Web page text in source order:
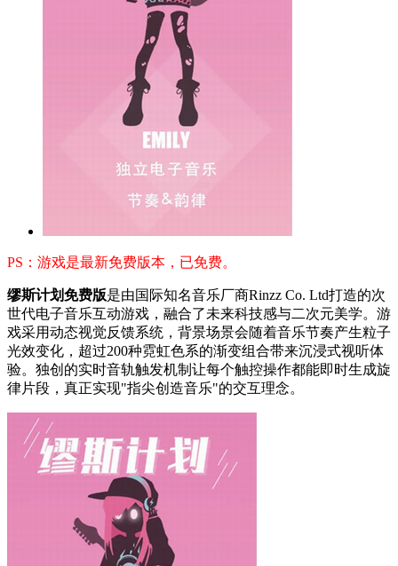
PS：游戏是最新免费版本，已免费。
缪斯计划免费版是由国际知名音乐厂商Rinzz Co. Ltd打造的次
世代电子音乐互动游戏，融合了未来科技感与二次元美学。游
戏采用动态视觉反馈系统，背景场景会随着音乐节奏产生粒子
光效变化，超过200种霓虹色系的渐变组合带来沉浸式视听体
验。独创的实时音轨触发机制让每个触控操作都能即时生成旋
律片段，真正实现"指尖创造音乐"的交互理念。